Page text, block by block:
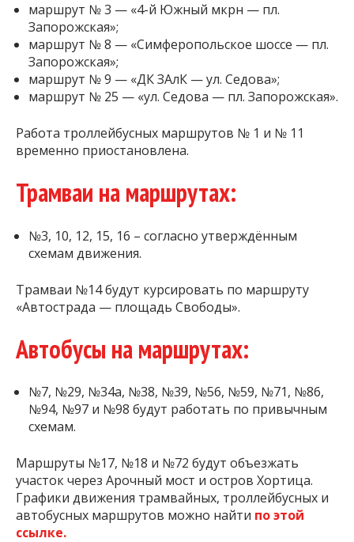
маршрут № 3 — «4-й Южный мкрн — пл.
Запорожская»;
маршрут № 8 — «Симферопольское шоссе — пл.
Запорожская»;
маршрут № 9 — «ДК ЗАлК — ул. Седова»;
маршрут № 25 — «ул. Седова — пл. Запорожская».
Работа троллейбусных маршрутов № 1 и № 11
временно приостановлена.
Трамваи на маршрутах:
№3, 10, 12, 15, 16 – согласно утверждённым
схемам движения.
Трамваи №14 будут курсировать по маршруту
«Автострада — площадь Свободы».
Автобусы на маршрутах:
№7, №29, №34а, №38, №39, №56, №59, №71, №86,
№94, №97 и №98 будут работать по привычным
схемам.
Маршруты №17, №18 и №72 будут объезжать
участок через Арочный мост и остров Хортица.
Графики движения трамвайных, троллейбусных и
автобусных маршрутов можно найти по этой
ссылке.